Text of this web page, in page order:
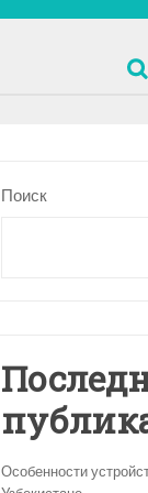
Поиск
Особенности